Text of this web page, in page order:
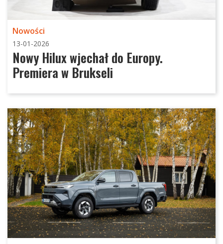
Nowości
13-01-2026
Nowy Hilux wjechał do Europy.
Premiera w Brukseli